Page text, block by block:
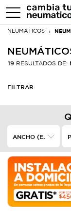
NEUMÁTICOS
19 RESULTADOS DE:
FILTRAR